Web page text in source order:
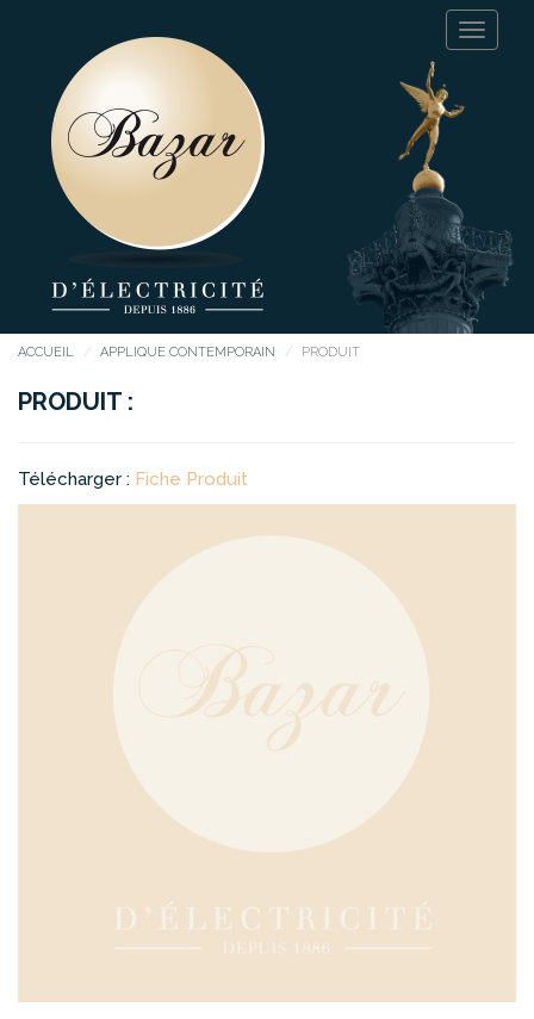
ACCUEIL APPLIQUE CONTEMPORAIN PRODUIT
PRODUIT :
Télécharger : Fiche Produit